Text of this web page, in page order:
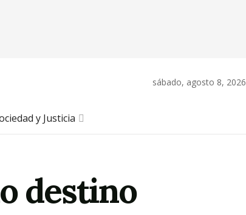
sábado, agosto 8, 2026
y Justicia
destino